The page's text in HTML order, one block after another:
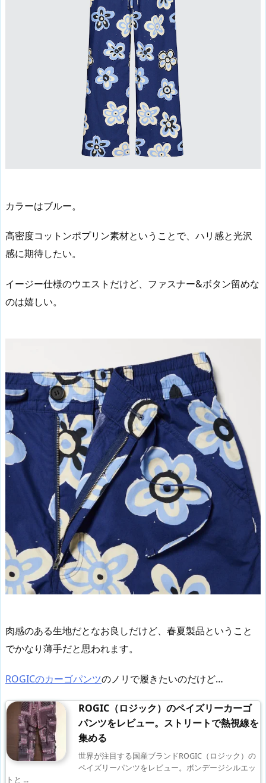
カラーはブルー。
高密度コットンポプリン素材ということで、ハリ感と光沢
感に期待したい。
イージー仕様のウエストだけど、ファスナー&ボタン留めな
のは嬉しい。
肉感のある生地だとなお良しだけど、春夏製品ということ
でかなり薄手だと思われます。
ROGICのカーゴパンツのノリで履きたいのだけど…
ROGIC（ロジック）のペイズリーカーゴ
パンツをレビュー。ストリートで熱視線を
集める
世界が注目する国産ブランドROGIC（ロジック）の
ペイズリーパンツをレビュー。ボンデージシルエッ
トと ...